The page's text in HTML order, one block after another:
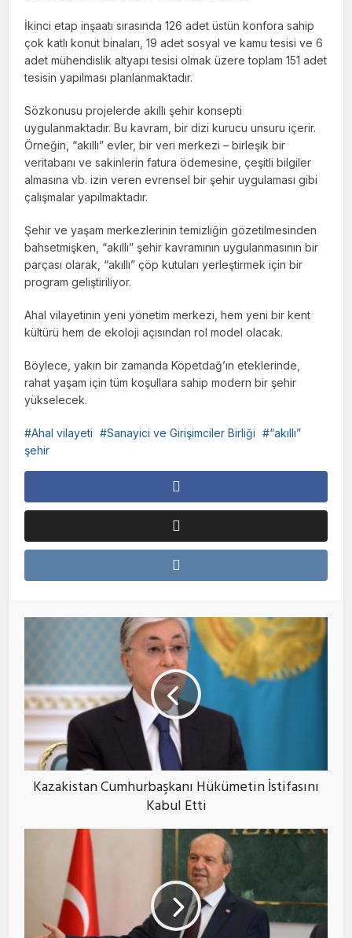
İkinci etap inşaatı sırasında 126 adet üstün konfora sahip
çok katlı konut binaları, 19 adet sosyal ve kamu tesisi ve 6
adet mühendislik altyapı tesisi olmak üzere toplam 151 adet
tesisin yapılması planlanmaktadır.
Sözkonusu projelerde akıllı şehir konsepti
uygulanmaktadır. Bu kavram, bir dizi kurucu unsuru içerir.
Örneğin, “akıllı” evler, bir veri merkezi – birleşik bir
veritabanı ve sakinlerin fatura ödemesine, çeşitli bilgiler
almasına vb. izin veren evrensel bir şehir uygulaması gibi
çalışmalar yapılmaktadır.
Şehir ve yaşam merkezlerinin temizliğin gözetilmesinden
bahsetmişken, “akıllı” şehir kavramının uygulanmasının bir
parçası olarak, “akıllı” çöp kutuları yerleştirmek için bir
program geliştiriliyor.
Ahal vilayetinin yeni yönetim merkezi, hem yeni bir kent
kültürü hem de ekoloji açısından rol model olacak.
Böylece, yakın bir zamanda Köpetdağ’ın eteklerinde,
rahat yaşam için tüm koşullara sahip modern bir şehir
yükselecek.
Ahal vilayeti Sanayici ve Girişimciler Birliği
“akıllı”
şehir
Kazakistan Cumhurbaşkanı Hükümetin İstifasını
Kabul Etti